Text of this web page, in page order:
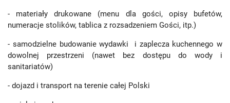
- materiały drukowane (menu dla gości, opisy bufetów,
numeracje stolików, tablica z rozsadzeniem Gości, itp.)
- samodzielne budowanie wydawki i zaplecza kuchennego w
dowolnej przestrzeni (nawet bez dostępu do wody i
sanitariatów)
- dojazd i transport na terenie całej Polski